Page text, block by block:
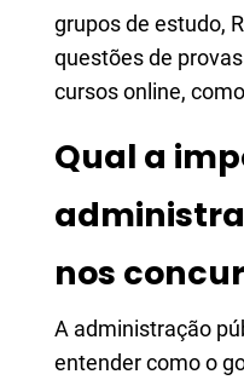
grupos de estudo,
questões de
cursos online,
Qual a
nos
A administração
entender como o